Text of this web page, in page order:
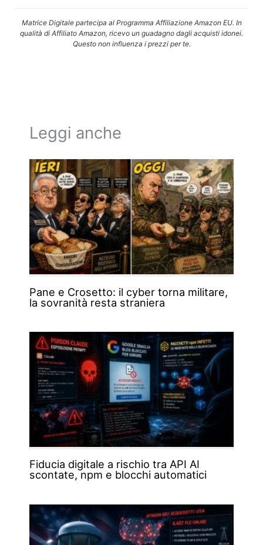
Matrice Digitale partecipa al Programma Affiliazione Amazon EU. In
qualità di Affiliato Amazon, ricevo un guadagno dagli acquisti idonei.
Questo non influenza i prezzi per te.
Leggi anche
Pane e Crosetto: il cyber torna militare,
la sovranità resta straniera
Fiducia digitale a rischio tra API AI
scontate, npm e blocchi automatici